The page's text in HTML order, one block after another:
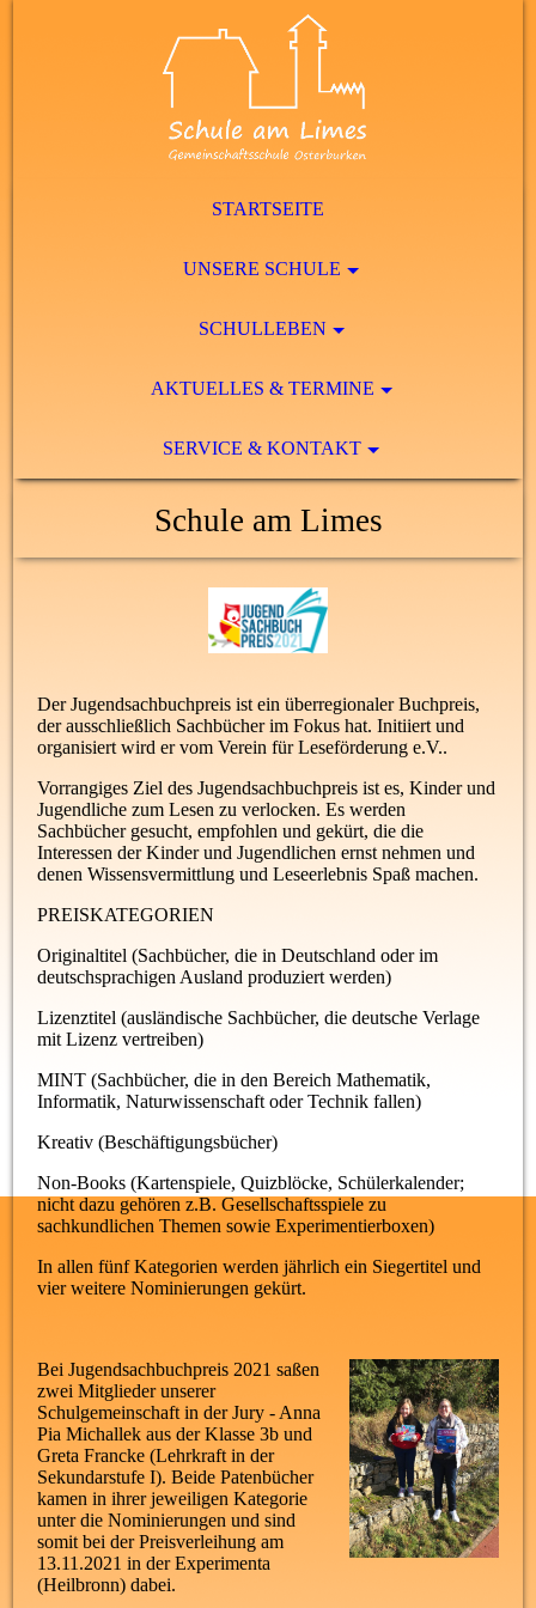
STARTSEITE
UNSERE SCHULE
SCHULLEBEN
AKTUELLES & TERMINE
SERVICE & KONTAKT
Schule am Limes
Der Jugendsachbuchpreis ist ein überregionaler Buchpreis,
der ausschließlich Sachbücher im Fokus hat. Initiiert und
organisiert wird er vom Verein für Leseförderung e.V..
Vorrangiges Ziel des Jugendsachbuchpreis ist es, Kinder und
Jugendliche zum Lesen zu verlocken. Es werden
Sachbücher gesucht, empfohlen und gekürt, die die
Interessen der Kinder und Jugendlichen ernst nehmen und
denen Wissensvermittlung und Leseerlebnis Spaß machen.
PREISKATEGORIEN
Originaltitel (Sachbücher, die in Deutschland oder im
deutschsprachigen Ausland produziert werden)
Lizenztitel (ausländische Sachbücher, die deutsche Verlage
mit Lizenz vertreiben)
MINT (Sachbücher, die in den Bereich Mathematik,
Informatik, Naturwissenschaft oder Technik fallen)
Kreativ (Beschäftigungsbücher)
Non-Books (Kartenspiele, Quizblöcke, Schülerkalender;
nicht dazu gehören z.B. Gesellschaftsspiele zu
sachkundlichen Themen sowie Experimentierboxen)
In allen fünf Kategorien werden jährlich ein Siegertitel und
vier weitere Nominierungen gekürt.
Bei Jugendsachbuchpreis 2021 saßen
zwei Mitglieder unserer
Schulgemeinschaft in der Jury - Anna
Pia Michallek aus der Klasse 3b und
Greta Francke (Lehrkraft in der
Sekundarstufe I). Beide Patenbücher
kamen in ihrer jeweiligen Kategorie
unter die Nominierungen und sind
somit bei der Preisverleihung am
13.11.2021 in der Experimenta
(Heilbronn) dabei.